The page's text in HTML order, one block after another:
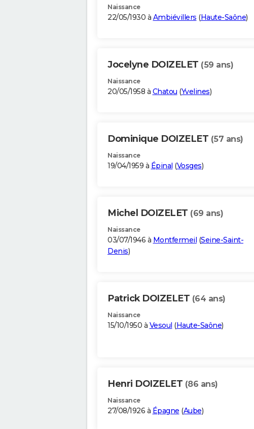
Naissance
22/05/1930 à Ambiévillers (Haute-Saône)
Jocelyne DOIZELET (59 ans)
Naissance
20/05/1958 à Chatou (Yvelines)
Dominique DOIZELET (57 ans)
Naissance
19/04/1959 à Épinal (Vosges)
Michel DOIZELET (69 ans)
Naissance
03/07/1946 à Montfermeil (Seine-Saint-
Denis)
Patrick DOIZELET (64 ans)
Naissance
15/10/1950 à Vesoul (Haute-Saône)
Henri DOIZELET (86 ans)
Naissance
27/08/1926 à Épagne (Aube)